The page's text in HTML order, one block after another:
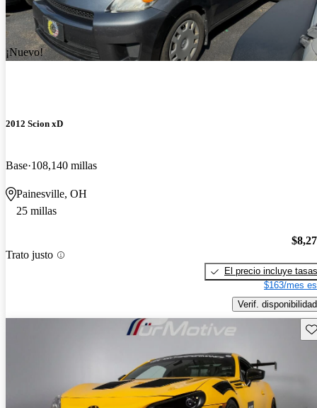
¡Nuevo!
2012 Scion xD
Base 108,140 millas
Painesville, OH
25 millas
Trato justo
El precio incluye tasas
$163/mes
Verif. disponibilidad